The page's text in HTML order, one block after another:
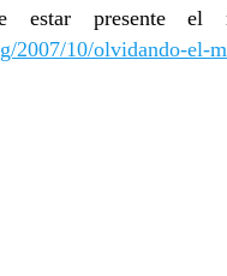
estar presente el
2007/10/olvidando-el-